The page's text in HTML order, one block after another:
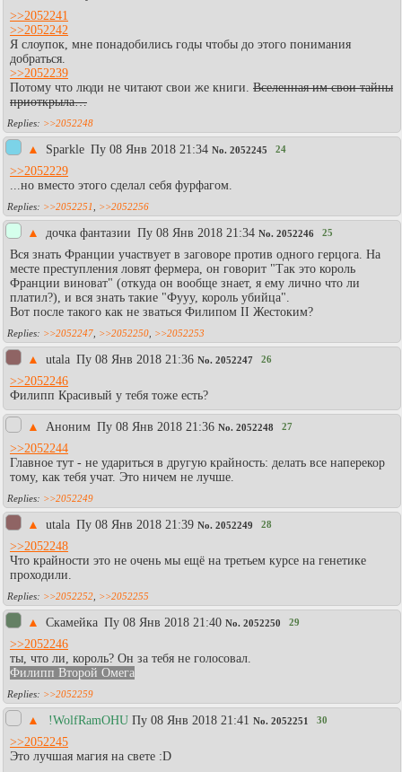
>>2052241
>>2052242
Я слоупок, мне понадобились годы чтобы до этого понимания
добраться.
>>2052239
Потому что люди не читают свои же книги. Вселенная им свои тайны
приоткрыла…
>>2052248
▲ Sparkle Пy 08 Янв 2018 21:34 No. 2052245 24
>>2052229
...но вместо этого сделал себя фурфагом.
>>2052251 >>2052256
▲ дочка фантазии Пy 08 Янв 2018 21:34 No. 2052246 25
Вся знать Франции участвует в заговоре против одного герцога. На
месте преступления ловят фермера, он говорит "Так это король
Франции виноват" (откуда он вообще знает, я ему лично что ли
платил?), и вся знать такие "Фууу, король убийца".
Вот после такого как не зваться Филипом II Жестоким?
>>2052247 >>2052250 >>2052253
▲ utala Пy 08 Янв 2018 21:36 No. 2052247 26
>>2052246
Филипп Красивый у тебя тоже есть?
▲ Аноним Пy 08 Янв 2018 21:36 No. 2052248 27
>>2052244
Главное тут - не удариться в другую крайность: делать все наперекор
тому, как тебя учат. Это ничем не лучше.
>>2052249
▲ utala Пy 08 Янв 2018 21:39 No. 2052249 28
>>2052248
Что крайности это не очень мы ещё на третьем курсе на генетике
проходили.
>>2052252 >>2052255
▲ Скамейка Пy 08 Янв 2018 21:40 No. 2052250 29
>>2052246
ты, что ли, король? Он за тебя не голосовал.
Филипп Второй Омега
>>2052259
▲ !WolfRamOHU Пy 08 Янв 2018 21:41 No. 2052251 30
>>2052245
Это лучшая магия на свете :D